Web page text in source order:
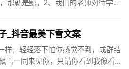
那就是鲸。2、我们的老师对待学生
_抖音最美下雪文案
样，轻轻落下怕你感觉不到，成群结
雪一同来见你，只请你看到我像看